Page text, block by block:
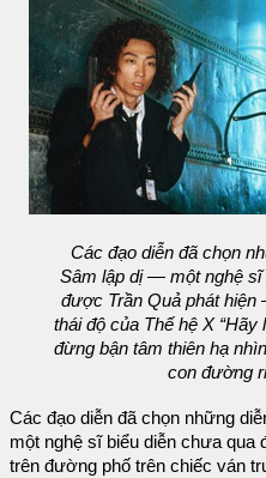
Các đạo diễn đã chọn
Sâm lập dị — một nghệ sĩ
được Trần Quả phát
thái độ của Thế hệ X
đừng bận tâm thiên hạ
con đường
Các đạo diễn đã chọn những
một nghệ sĩ biểu diễn chưa qua
trên đường phố trên chiếc ván